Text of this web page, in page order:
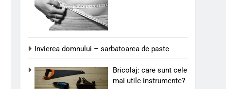
Invierea domnului – sarbatoarea de paste
Bricolaj: care sunt cele
mai utile instrumente?